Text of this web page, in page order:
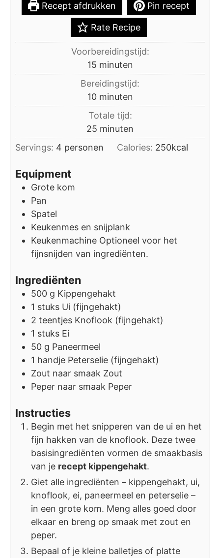
Recept afdrukken Pin recept
Rate Recipe
Voorbereidingstijd:
15minuten
minuten
Bereidingstijd:
10minuten
minuten
Totale tijd:
25 minuten
minuten
Servings: 4 personen Calories: 250kcal
Equipment
Grote kom
Pan
Spatel
Keukenmes en snijplank
Keukenmachine Optioneel voor het
fijnsnijden van ingrediënten.
Ingrediënten
500 g Kippengehakt
1 stuks Ui (fijngehakt)
2 teentjes Knoflook (fijngehakt)
1 stuks Ei
50 g Paneermeel
1 handje Peterselie (fijngehakt)
Zout naar smaak Zout
Peper naar smaak Peper
Instructies
Begin met het snipperen van de ui en het
fijn hakken van de knoflook. Deze twee
basisingrediënten vormen de smaakbasis
van je recept kippengehakt.
Giet alle ingrediënten – kippengehakt, ui,
knoflook, ei, paneermeel en peterselie –
in een grote kom. Meng alles goed door
elkaar en breng op smaak met zout en
peper.
Bepaal of je kleine balletjes of platte